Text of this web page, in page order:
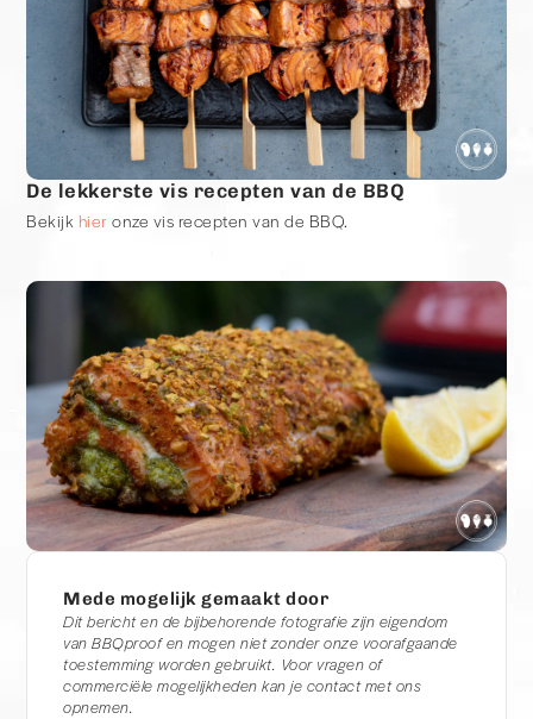
De lekkerste vis recepten van de BBQ
Bekijk hier onze vis recepten van de BBQ.
Mede mogelijk gemaakt door
Dit bericht en de bijbehorende fotografie zijn eigendom
van BBQproof en mogen niet zonder onze voorafgaande
toestemming worden gebruikt. Voor vragen of
commerciële mogelijkheden kan je contact met ons
opnemen.